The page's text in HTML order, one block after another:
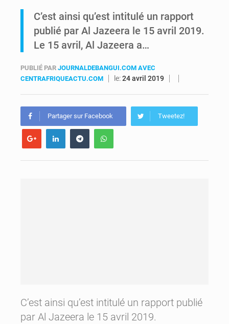
Shadary et Minaku enfin transférés à l’auditorat militaire après 200 jours d’opacité
C’est ainsi qu’est intitulé un rapport
publié par Al Jazeera le 15 avril 2019.
Le 15 avril, Al Jazeera a…
PUBLIÉ PAR JOURNALDEBANGUI.COM AVEC
CENTRAFRIQUEACTU.COM
le:24 avril 2019
Partager sur Facebook Tweetez!
C’est ainsi qu’est intitulé un rapport publié
par Al Jazeera le 15 avril 2019.